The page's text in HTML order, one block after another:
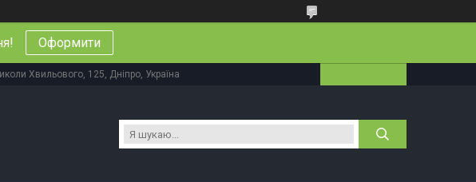
Оформити
Хвильового, 125, Дніпро, Україна